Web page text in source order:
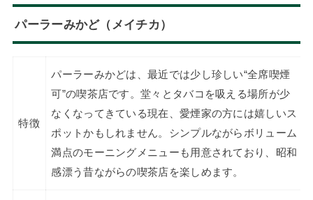
パーラーみかど（メイチカ）
特徴
パーラーみかどは、最近では少し珍しい“全席喫煙
可”の喫茶店です。堂々とタバコを吸える場所が少
なくなってきている現在、愛煙家の方には嬉しいス
ポットかもしれません。シンプルながらボリューム
満点のモーニングメニューも用意されており、昭和
感漂う昔ながらの喫茶店を楽しめます。